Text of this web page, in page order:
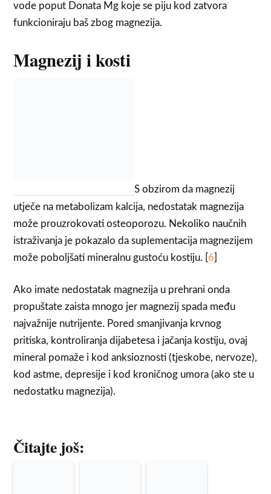
vode poput Donata Mg koje se piju kod zatvora
funkcioniraju baš zbog magnezija.
Magnezij i kosti
S obzirom da magnezij
utječe na metabolizam kalcija, nedostatak magnezija
može prouzrokovati osteoporozu. Nekoliko naučnih
istraživanja je pokazalo da suplementacija magnezijem
može poboljšati mineralnu gustoću kostiju. [ 6
Ako imate nedostatak magnezija u prehrani onda
propuštate zaista mnogo jer magnezij spada među
najvažnije nutrijente. Pored smanjivanja krvnog
pritiska, kontroliranja dijabetesa i jačanja kostiju, ovaj
mineral pomaže i kod anksioznosti (tjeskobe, nervoze),
kod astme, depresije i kod kroničnog umora (ako ste u
nedostatku magnezija).
Čitajte još: